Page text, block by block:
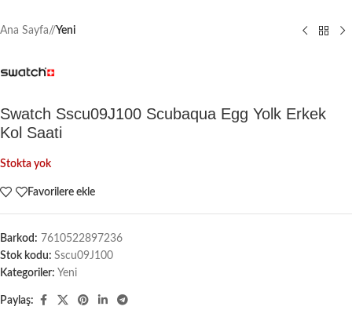
Ana Sayfa/ Yeni
Swatch Sscu09J100 Scubaqua Egg Yolk Erkek
Kol Saati
Stokta yok
Favorilere ekle
Barkod: 7610522897236
Stok kodu: Sscu09J100
Kategoriler: Yeni
Paylaş: